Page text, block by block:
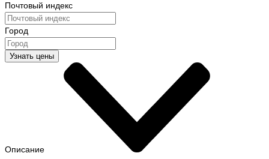
Почтовый индекс
Город
Узнать цены
Описание